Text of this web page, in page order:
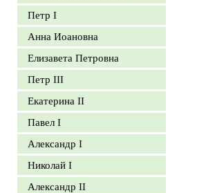
Петр I
Анна Иоановна
Елизавета Петровна
Петр III
Екатерина II
Павел I
Александр I
Николай I
Александр II